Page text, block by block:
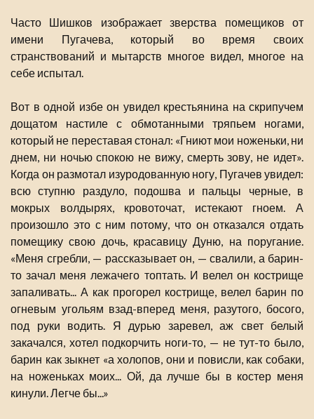
Часто Шишков изображает зверства помещиков от
имени Пугачева, который во время своих
странствований и мытарств многое видел, многое на
себе испытал.
Вот в одной избе он увидел крестьянина на скрипучем
дощатом настиле с обмотанными тряпьем ногами,
который не переставая стонал: «Гниют мои ноженьки, ни
днем, ни ночью спокою не вижу, смерть зову, не идет».
Когда он размотал изуродованную ногу, Пугачев увидел:
всю ступню раздуло, подошва и пальцы черные, в
мокрых волдырях, кровоточат, истекают гноем. А
произошло это с ним потому, что он отказался отдать
помещику свою дочь, красавицу Дуню, на поругание.
«Меня сгребли, — рассказывает он, — свалили, а барин-
то зачал меня лежачего топтать. И велел он кострище
запаливать... А как прогорел кострище, велел барин по
огневым угольям взад-вперед меня, разутого, босого,
под руки водить. Я дурью заревел, аж свет белый
закачался, хотел подкорчить ноги-то, — не тут-то было,
барин как зыкнет «а холопов, они и повисли, как собаки,
на ноженьках моих... Ой, да лучше бы в костер меня
кинули. Легче бы...»